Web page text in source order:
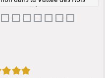
de pages
expliquant les notions et